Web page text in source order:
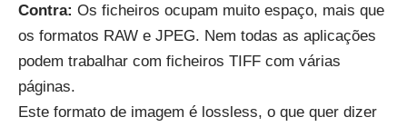
Contra: Os ficheiros ocupam muito espaço, mais que
os formatos RAW e JPEG. Nem todas as aplicações
podem trabalhar com ficheiros TIFF com várias
páginas.
Este formato de imagem é lossless, o que quer dizer